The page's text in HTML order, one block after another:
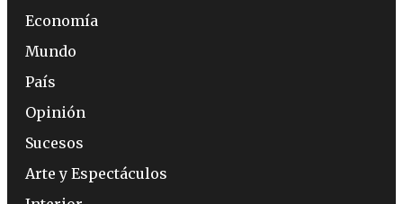
Economía
Mundo
País
Opinión
Sucesos
Arte y Espectáculos